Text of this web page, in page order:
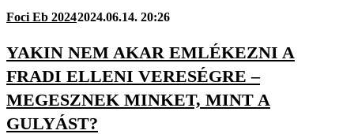
Foci Eb 20242024.06.14. 20:26
YAKIN NEM AKAR EMLÉKEZNI A
FRADI ELLENI VERESÉGRE –
MEGESZNEK MINKET, MINT A
GULYÁST?